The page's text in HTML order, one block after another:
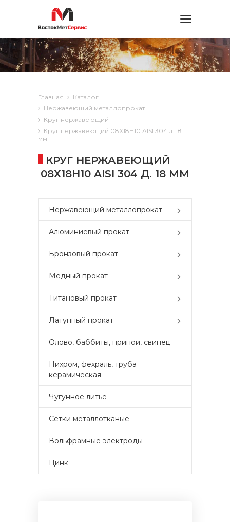
Toggle
Главная
Каталог
Нержавеющий металлопрокат
Круг нержавеющий
Круг нержавеющий 08Х18Н10 AISI 304 д. 18
мм
КРУГ НЕРЖАВЕЮЩИЙ
08Х18Н10 AISI 304 Д. 18 ММ
Нержавеющий металлопрокат
Алюминиевый прокат
Бронзовый прокат
Медный прокат
Титановый прокат
Латунный прокат
Олово, баббиты, припои, свинец
Нихром, фехраль, труба
керамическая
Чугунное литье
Сетки металлотканые
Вольфрамные электроды
Цинк